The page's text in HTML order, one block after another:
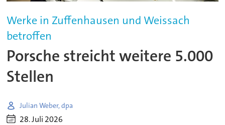
Werke in Zuffenhausen und Weissach
betroffen
Porsche streicht weitere 5.000
Stellen
Julian Weber, dpa
28. Juli 2026